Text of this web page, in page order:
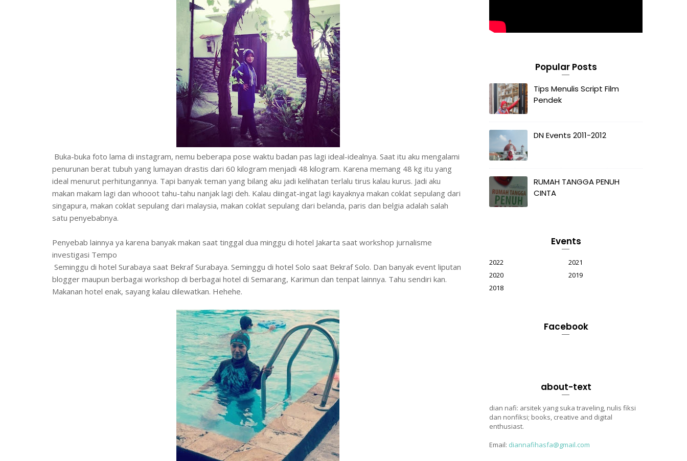
Buka-buka foto lama di instagram, nemu beberapa pose waktu badan pas lagi ideal-idealnya. Saat itu aku mengalami
penurunan berat tubuh yang lumayan drastis dari 60 kilogram menjadi 48 kilogram. Karena memang 48 kg itu yang
ideal menurut perhitungannya. Tapi banyak teman yang bilang aku jadi kelihatan terlalu tirus kalau kurus. Jadi aku
makan makam lagi dan whooot tahu-tahu nanjak lagi deh. Kalau diingat-ingat lagi kayaknya makan coklat sepulang dari
singapura, makan coklat sepulang dari malaysia, makan coklat sepulang dari belanda, paris dan belgia adalah salah
satu penyebabnya.
Penyebab lainnya ya karena banyak makan saat tinggal dua minggu di hotel Jakarta saat workshop jurnalisme
investigasi Tempo
Seminggu di hotel Surabaya saat Bekraf Surabaya. Seminggu di hotel Solo saat Bekraf Solo. Dan banyak event liputan
blogger maupun berbagai workshop di berbagai hotel di Semarang, Karimun dan tenpat lainnya. Tahu sendiri kan.
Makanan hotel enak, sayang kalau dilewatkan. Hehehe.
Popular Posts
Tips Menulis Script Film
Pendek
DN Events 2011-2012
RUMAH TANGGA PENUH
CINTA
Events
2022
2021
2020
2019
2018
Facebook
about-text
dian nafi: arsitek yang suka traveling, nulis fiksi
dan nonfiksi; books, creative and digital
enthusiast.
Email: diannafihasfa@gmail.com